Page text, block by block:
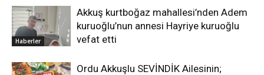
Haberler
Akkuş kurtboğaz mahallesi’nden Adem
kuruoğlu’nun annesi Hayriye kuruoğlu
vefat etti
Ordu Akkuşlu SEVİNDİK Ailesinin;